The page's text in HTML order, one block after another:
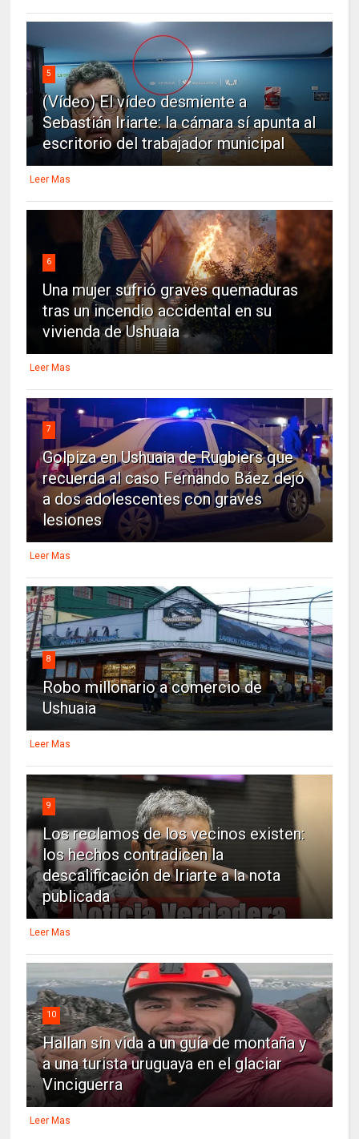
5
(Vídeo) El vídeo desmiente a
Sebastián Iriarte: la cámara sí apunta al
escritorio del trabajador municipal
Leer Mas
6
Una mujer sufrió graves quemaduras
tras un incendio accidental en su
vivienda de Ushuaia
Leer Mas
7
Golpiza en Ushuaia de Rugbiers que
recuerda al caso Fernando Báez dejó
a dos adolescentes con graves
lesiones
Leer Mas
8
Robo millonario a comercio de
Ushuaia
Leer Mas
9
Los reclamos de los vecinos existen:
los hechos contradicen la
descalificación de Iriarte a la nota
publicada
Leer Mas
10
Hallan sin vida a un guía de montaña y
a una turista uruguaya en el glaciar
Vinciguerra
Leer Mas